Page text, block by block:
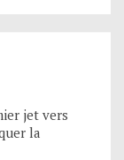
jet vers
la